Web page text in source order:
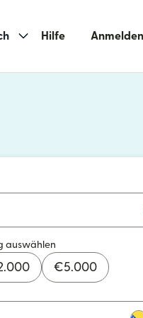
Hilfe Anmelden
in einem neuen Fenster
in einem neuen Fenster
auswählen
€5.000